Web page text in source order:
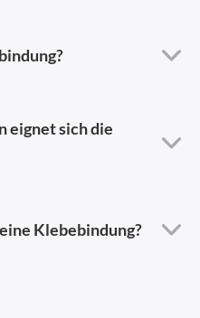
eignet sich die
Klebebindung?